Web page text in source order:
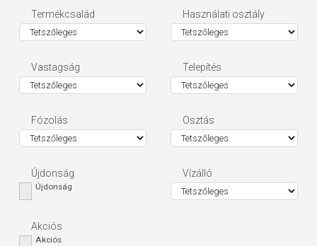
Termékcsalád Használati osztály
Vastagság Telepítés
Fózolás Osztás
Újdonság
Újdonság
Vízálló
Akciós
Akciós